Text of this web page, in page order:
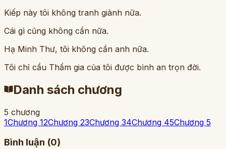
Kiếp này tôi không tranh giành nữa.
Cái gì cũng không cần nữa.
Hạ Minh Thư, tôi không cần anh nữa.
Tôi chỉ cầu Thẩm gia của tôi được bình an trọn đời.
Danh sách chương
5 chương
1Chương 12Chương 23Chương 34Chương 45Chương 5
Bình luận (0)